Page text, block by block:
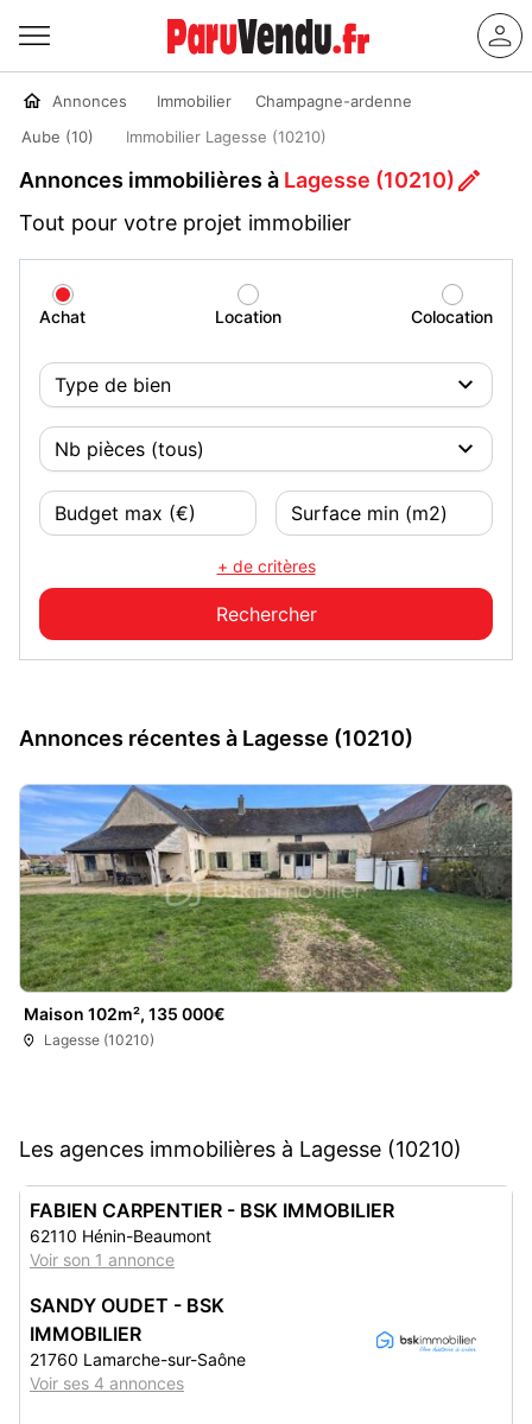
Annonces Immobilier
Champagne-ardenne
Aube (10)
Immobilier Lagesse (10210)
Annonces immobilières à Lagesse (10210)
Tout pour votre projet immobilier
Achat Location Colocation
+ de critères
Annonces récentes à Lagesse (10210)
Maison 102m², 135 000€
Lagesse (10210)
Les agences immobilières à Lagesse (10210)
FABIEN CARPENTIER - BSK IMMOBILIER
62110 Hénin-Beaumont
Voir son 1 annonce
SANDY OUDET - BSK
IMMOBILIER
21760 Lamarche-sur-Saône
Voir ses 4 annonces